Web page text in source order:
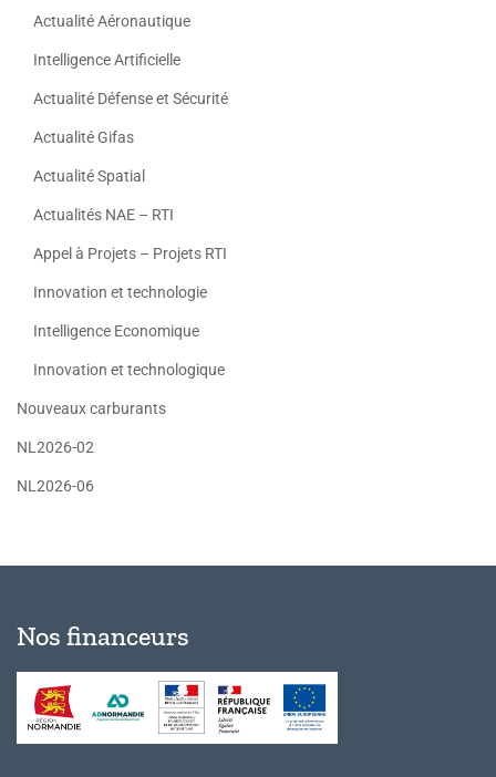
Actualité Aéronautique
Intelligence Artificielle
Actualité Défense et Sécurité
Actualité Gifas
Actualité Spatial
Actualités NAE – RTI
Appel à Projets – Projets RTI
Innovation et technologie
Intelligence Economique
Innovation et technologique
Nouveaux carburants
NL2026-02
NL2026-06
Nos financeurs